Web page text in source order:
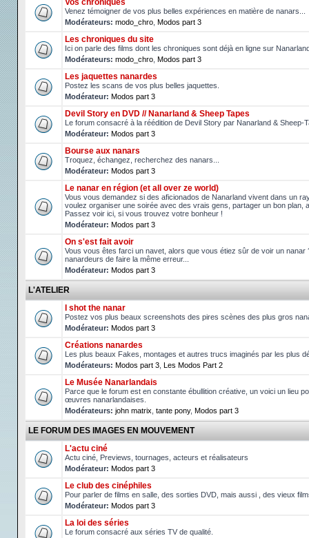
Vos chroniques
Venez témoigner de vos plus belles expériences en matière de nanars...
Modérateurs: modo_chro Modos part 3
Les chroniques du site
Ici on parle des films dont les chroniques sont déjà en ligne sur
Modérateurs: modo_chro Modos part 3
Les jaquettes nanardes
Postez les scans de vos plus belles jaquettes.
Modérateur: Modos part 3
Devil Story en DVD // Nanarland & Sheep Tapes
Le forum consacré à la réédition de Devil Story par Nanarland & Sheep-
Modérateur: Modos part 3
Bourse aux nanars
Troquez, échangez, recherchez des nanars...
Modérateur: Modos part 3
Le nanar en région (et all over ze world)
Vous vous demandez si des aficionados de Nanarland vivent dans un
voulez organiser une soirée avec des vrais gens, partager un bon plan,
Passez voir ici, si vous trouvez votre bonheur !
Modérateur: Modos part 3
On s'est fait avoir
Vous vous êtes farci un navet, alors que vous étiez sûr de voir un
nanardeurs de faire la même erreur...
Modérateur: Modos part 3
L'ATELIER
I shot the nanar
Postez vos plus beaux screenshots des pires scènes des plus gros
Modérateur: Modos part 3
Créations nanardes
Les plus beaux Fakes, montages et autres trucs imaginés par les plus
Modérateurs: Modos part 3 Les Modos Part 2
Le Musée Nanarlandais
Parce que le forum est en constante ébullition créative, un voici un lieu
œuvres nanarlandaises.
Modérateurs: john matrix tante pony, Modos part 3
LE FORUM DES IMAGES EN MOUVEMENT
L'actu ciné
Actu ciné, Previews, tournages, acteurs et réalisateurs
Modérateur: Modos part 3
Le club des cinéphiles
Pour parler de films en salle, des sorties DVD, mais aussi , des vieux
Modérateur: Modos part 3
La loi des séries
Le forum consacré aux séries TV de qualité.